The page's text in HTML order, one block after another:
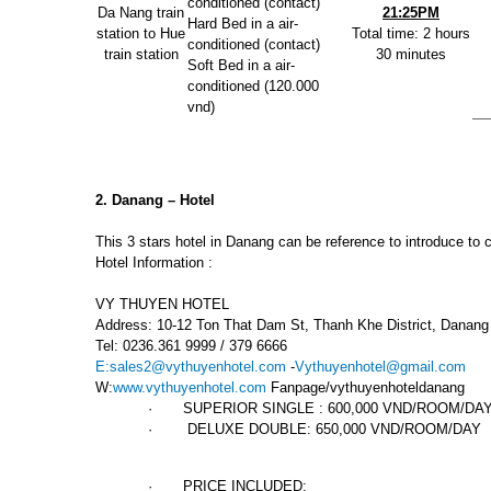
Da Nang train
station to Hue
train station
Hard Bed in a air-
conditioned (contact)
Soft Bed in a air-
conditioned (120.000
vnd)
21:25PM
Total time: 2 hours
30 minutes
2. Danang – Hotel
This 3 stars hotel in Danang can be reference to introduce to
Hotel Information :
VY THUYEN HOTEL
Address: 10-12 Ton That Dam St, Thanh Khe District, Danang
Tel: 0236.361 9999 / 379 6666
E:sales2@vythuyenhotel.com -Vythuyenhotel@gmail.com
W:www.vythuyenhotel.com Fanpage/vythuyenhoteldanang
·
SUPERIOR SINGLE : 600,000 VND/ROOM/
·
DELUXE DOUBLE: 650,000 VND/ROOM/DAY
· PRICE INCLUDED: